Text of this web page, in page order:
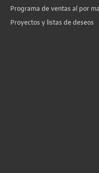
Programa de ventas al por
Proyectos y listas de deseos